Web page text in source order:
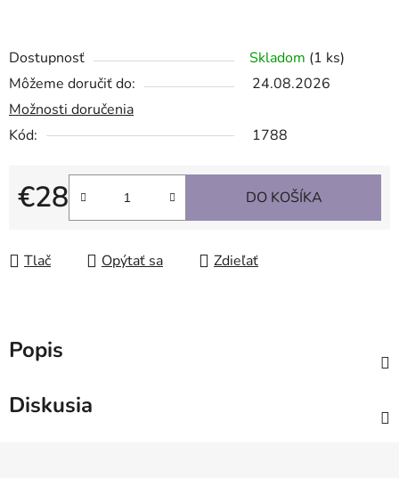
Dostupnosť Skladom (1 ks)
Môžeme doručiť do:
24.08.2026
Možnosti doručenia
Kód:
1788
€28
Jednotková cena:
DO KOŠÍKA
Tlač Opýtať sa Zdieľať
Popis
Diskusia